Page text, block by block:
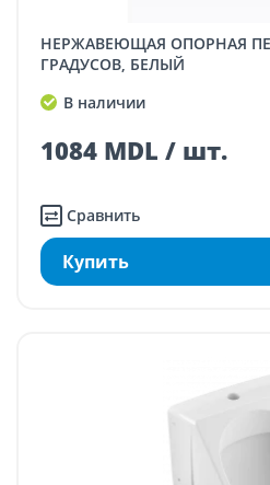
НЕРЖАВЕЮЩАЯ ОПОРНАЯ ПЕРЕКЛАДИНА UP, 135
ГРАДУСОВ, БЕЛЫЙ
В наличии
1084 MDL / шт.
Сравнить
Купить